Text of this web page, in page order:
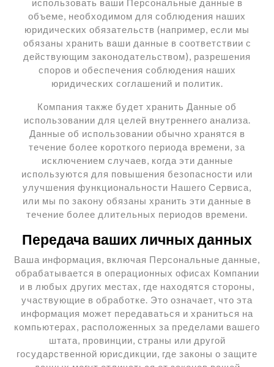
использовать ваши Персональные данные в
объеме, необходимом для соблюдения наших
юридических обязательств (например, если мы
обязаны хранить ваши данные в соответствии с
действующим законодательством), разрешения
споров и обеспечения соблюдения наших
юридических соглашений и политик.
Компания также будет хранить Данные об
использовании для целей внутреннего анализа.
Данные об использовании обычно хранятся в
течение более короткого периода времени, за
исключением случаев, когда эти данные
используются для повышения безопасности или
улучшения функциональности Нашего Сервиса,
или мы по закону обязаны хранить эти данные в
течение более длительных периодов времени.
Передача ваших личных данных
Ваша информация, включая Персональные данные,
обрабатывается в операционных офисах Компании
и в любых других местах, где находятся стороны,
участвующие в обработке. Это означает, что эта
информация может передаваться и храниться на
компьютерах, расположенных за пределами вашего
штата, провинции, страны или другой
государственной юрисдикции, где законы о защите